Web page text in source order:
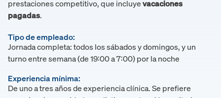
prestaciones competitivo, que incluyevacaciones
pagadas.
Tipo de empleado:
Jornada completa: todos los sábados y domingos, y un
turno entre semana (de 19:00 a 7:00) por la noche
Experiencia mínima:
De uno a tres años de experiencia clínica. Se prefiere